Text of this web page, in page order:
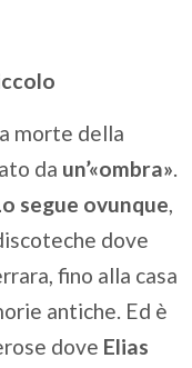
morte della
da un’«ombra».
segue ovunque,
dove
fino alla casa
antiche. Ed è
dove Elias